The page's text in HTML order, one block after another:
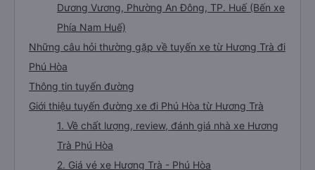
Dương Vương, Phường An Đông, TP. Huế (Bến xe
Phía Nam Huế)
Những câu hỏi thường gặp về tuyến xe từ Hương Trà đi
Phú Hòa
Thông tin tuyến đường
Giới thiệu tuyến đường xe đi Phú Hòa từ Hương Trà
1. Về chất lượng, review, đánh giá nhà xe Hương
Trà Phú Hòa
2. Giá vé xe Hương Trà - Phú Hòa